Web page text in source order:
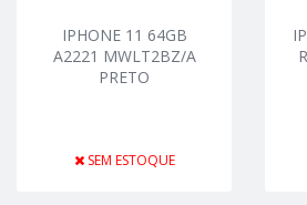
IPHONE 11 64GB
A2221 MWLT2BZ/A
PRETO
SEM ESTOQUE